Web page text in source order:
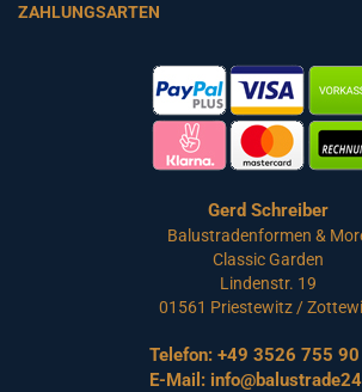
ZAHLUNGSARTEN
Gerd Schreiber
Balustradenformen &
Classic Garden
Lindenstr. 19
01561 Priestewitz /
Telefon: +49 3526 755
E-Mail: